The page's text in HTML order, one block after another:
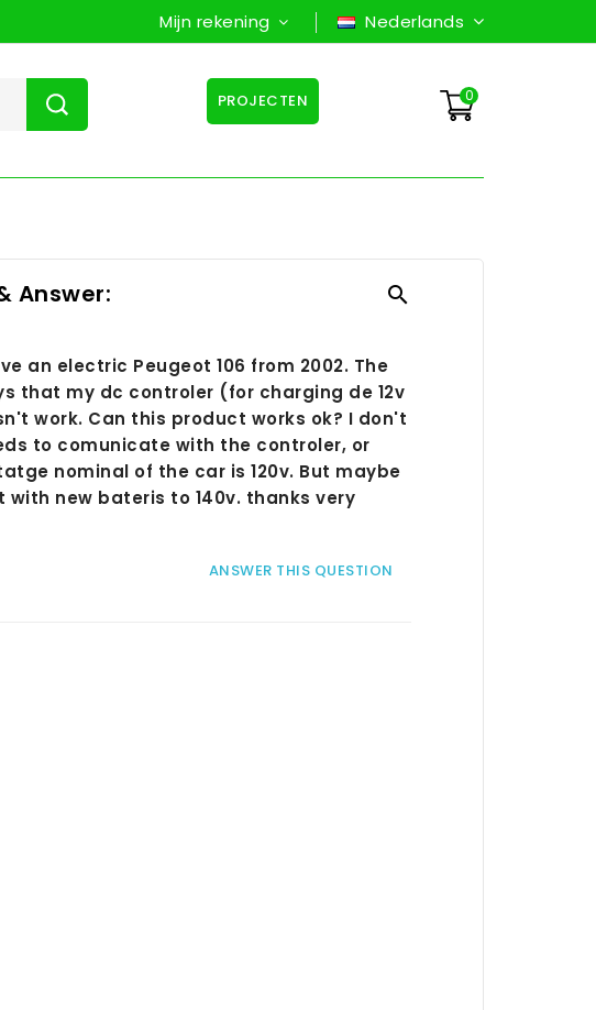
Mijn rekening Nederlands
0
PROJECTEN
Answer: 
an electric Peugeot 106 from 2002. The
that my dc controler (for charging de 12v
work. Can this product works ok? I don't
to comunicate with the controler, or
nominal of the car is 120v. But maybe
with new bateris to 140v. thanks very
ANSWER THIS QUESTION